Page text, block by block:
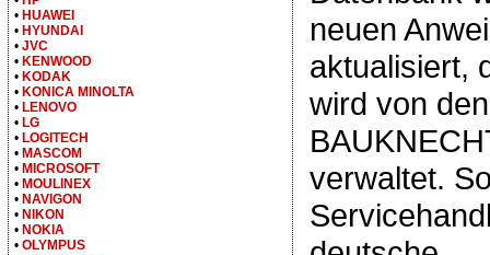
neuen
aktualisiert,
wird von
verwaltet.
• HUAWEI
• HYUNDAI
• JVC
• KENWOOD
• KODAK
• KONICA MINOLTA
• LENOVO
• LG
• LOGITECH
• MASCOM
• MICROSOFT
• MOULINEX
• NAVIGON
• NIKON
• NOKIA
• OLYMPUS